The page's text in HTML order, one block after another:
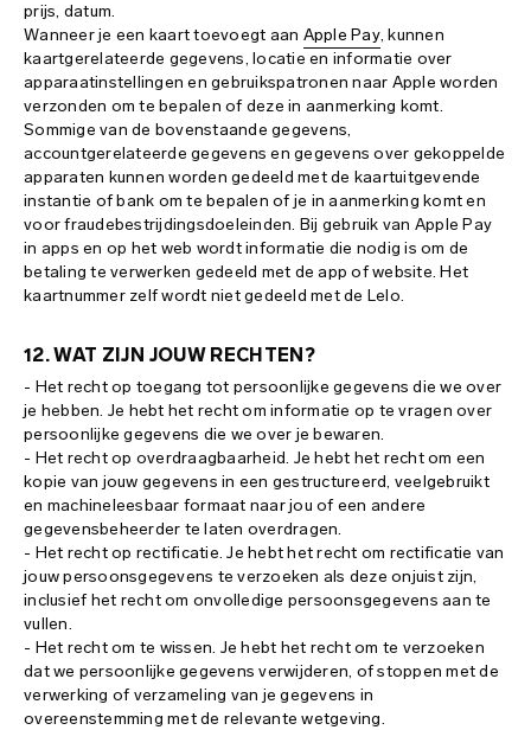
prijs, datum.
Wanneer je een kaart toevoegt aan Apple Pay, kunnen
kaartgerelateerde gegevens, locatie en informatie over
apparaatinstellingen en gebruikspatronen naar Apple worden
verzonden om te bepalen of deze in aanmerking komt.
Sommige van de bovenstaande gegevens,
accountgerelateerde gegevens en gegevens over gekoppelde
apparaten kunnen worden gedeeld met de kaartuitgevende
instantie of bank om te bepalen of je in aanmerking komt en
voor fraudebestrijdingsdoeleinden. Bij gebruik van Apple Pay
in apps en op het web wordt informatie die nodig is om de
betaling te verwerken gedeeld met de app of website. Het
kaartnummer zelf wordt niet gedeeld met de Lelo.
12. WAT ZIJN JOUW RECHTEN?
- Het recht op toegang tot persoonlijke gegevens die we over
je hebben. Je hebt het recht om informatie op te vragen over
persoonlijke gegevens die we over je bewaren.
- Het recht op overdraagbaarheid. Je hebt het recht om een
kopie van jouw gegevens in een gestructureerd, veelgebruikt
en machineleesbaar formaat naar jou of een andere
gegevensbeheerder te laten overdragen.
- Het recht op rectificatie. Je hebt het recht om rectificatie van
jouw persoonsgegevens te verzoeken als deze onjuist zijn,
inclusief het recht om onvolledige persoonsgegevens aan te
vullen.
- Het recht om te wissen. Je hebt het recht om te verzoeken
dat we persoonlijke gegevens verwijderen, of stoppen met de
verwerking of verzameling van je gegevens in
overeenstemming met de relevante wetgeving.